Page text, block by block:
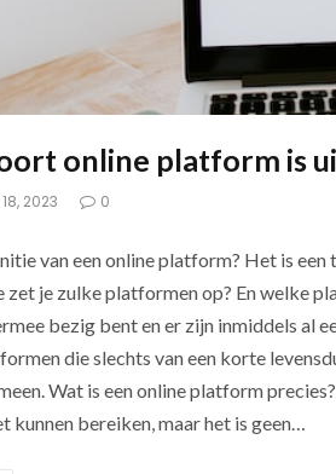
online platform is
2023 0
van een online platform? Het is
zet je zulke platformen op? En welke
bezig bent en er zijn inmiddels al
die slechts van een korte
Wat is een online platform
kunnen bereiken, maar het is geen…